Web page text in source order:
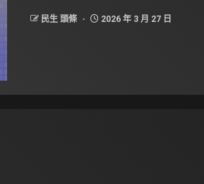
民生 頭條 2026 年 3 月 27 日